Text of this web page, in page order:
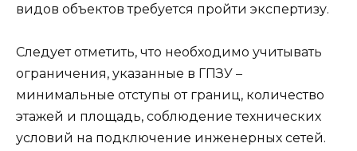
видов объектов требуется пройти экспертизу.
Следует отметить, что необходимо учитывать
ограничения, указанные в ГПЗУ –
минимальные отступы от границ, количество
этажей и площадь, соблюдение технических
условий на подключение инженерных сетей.